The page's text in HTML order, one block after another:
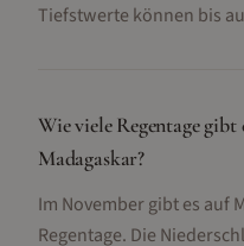
Tiefstwerte können bis
Wie viele Regentage
Madagaskar?
Im November gibt es auf
Regentage. Die